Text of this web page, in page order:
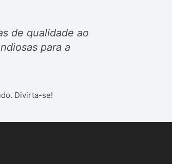
de qualidade ao
para a
Divirta-se!